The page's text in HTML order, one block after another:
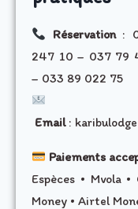
Réservation:
247 10 – 037 79
– 033 89 022 75
Email:
Paiements
Espèces • Mvola •
Money • Airtel